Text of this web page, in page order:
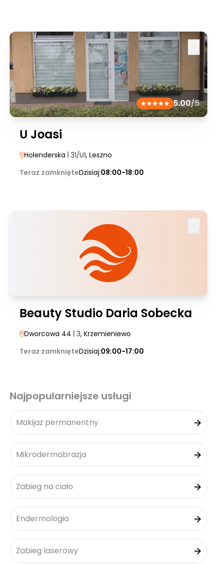
5.00/5
U Joasi
Holenderska | 31/U1, Leszno
Teraz zamknięteDzisiaj:08:00-18:00
Beauty Studio Daria Sobecka
Dworcowa 44 | 3, Krzemieniewo
Teraz zamknięteDzisiaj:09:00-17:00
Najpopularniejsze usługi
Makijaż permanentny
Mikrodermabrazja
Zabieg na ciało
Endermologia
Zabieg laserowy